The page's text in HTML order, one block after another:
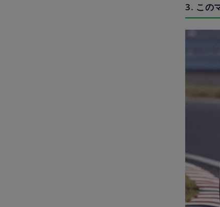
3. この